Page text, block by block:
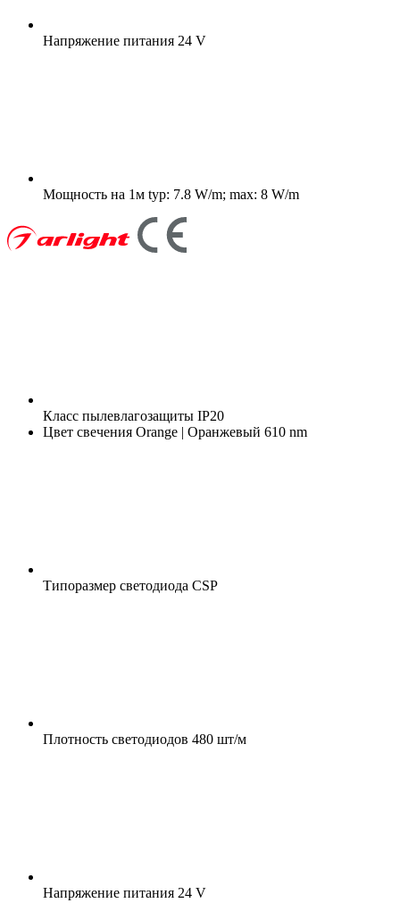
Напряжение питания 24 V
Мощность на 1м typ: 7.8 W/m; max: 8 W/m
Класс пылевлагозащиты IP20
Цвет свечения Orange | Оранжевый 610 nm
Типоразмер светодиода CSP
Плотность светодиодов 480 шт/м
Напряжение питания 24 V